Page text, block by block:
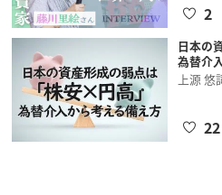
2
日本の
為替介
上源 悠
22